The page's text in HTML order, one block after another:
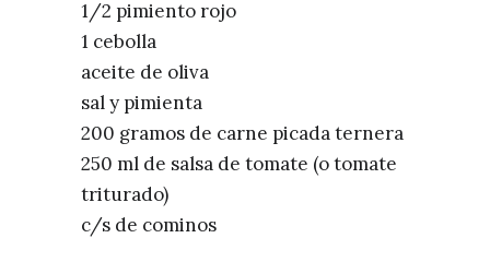
1/2 pimiento rojo
1 cebolla
aceite de oliva
sal y pimienta
200 gramos de carne picada ternera
250 ml de salsa de tomate (o tomate
triturado)
c/s de cominos